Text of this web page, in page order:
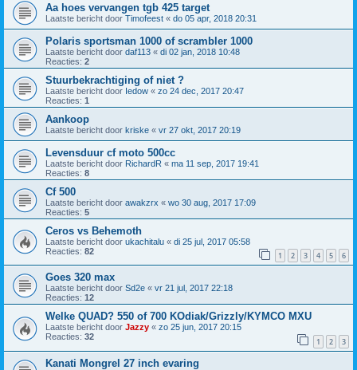
Aa hoes vervangen tgb 425 target
Laatste bericht door Timofeest « do 05 apr, 2018 20:31
Polaris sportsman 1000 of scrambler 1000
Laatste bericht door daf113 « di 02 jan, 2018 10:48
Reacties: 2
Stuurbekrachtiging of niet ?
Laatste bericht door Iedow « zo 24 dec, 2017 20:47
Reacties: 1
Aankoop
Laatste bericht door kriske « vr 27 okt, 2017 20:19
Levensduur cf moto 500cc
Laatste bericht door RichardR « ma 11 sep, 2017 19:41
Reacties: 8
Cf 500
Laatste bericht door awakzrx « wo 30 aug, 2017 17:09
Reacties: 5
Ceros vs Behemoth
Laatste bericht door ukachitalu « di 25 jul, 2017 05:58
Reacties: 82 1 2 3 4 5 6
Goes 320 max
Laatste bericht door Sd2e « vr 21 jul, 2017 22:18
Reacties: 12
Welke QUAD? 550 of 700 KOdiak/Grizzly/KYMCO MXU
Laatste bericht door Jazzy « zo 25 jun, 2017 20:15
Reacties: 32 1 2 3
Kanati Mongrel 27 inch evaring